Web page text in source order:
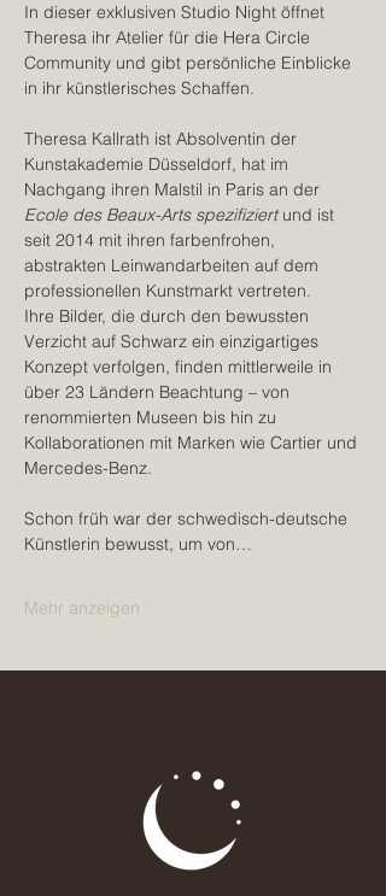
In dieser exklusiven Studio Night öffnet
Theresa ihr Atelier für die Hera Circle
Community und gibt persönliche Einblicke
in ihr künstlerisches Schaffen.
Theresa Kallrath ist Absolventin der
Kunstakademie Düsseldorf, hat im
Nachgang ihren Malstil in Paris an der
Ecole des Beaux-Arts spezifiziert und ist
seit 2014 mit ihren farbenfrohen,
abstrakten Leinwandarbeiten auf dem
professionellen Kunstmarkt vertreten.
Ihre Bilder, die durch den bewussten
Verzicht auf Schwarz ein einzigartiges
Konzept verfolgen, finden mittlerweile in
über 23 Ländern Beachtung – von
renommierten Museen bis hin zu
Kollaborationen mit Marken wie Cartier und
Mercedes-Benz.
Schon früh war der schwedisch-deutsche
Künstlerin bewusst, um von…
Mehr anzeigen